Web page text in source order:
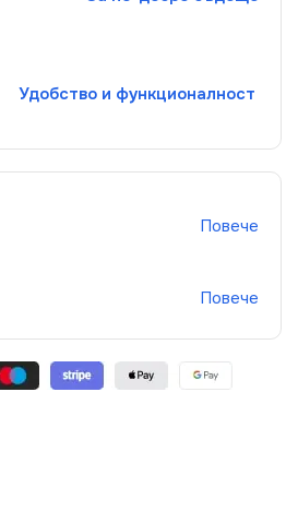
Удобство и функционалност
Повече
Повече